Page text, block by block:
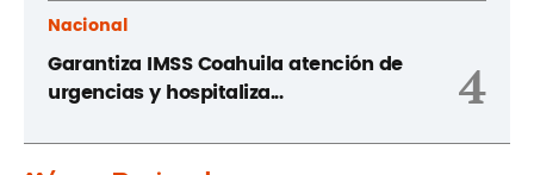
Nacional
Garantiza IMSS Coahuila atención de
urgencias y hospitaliza...
4